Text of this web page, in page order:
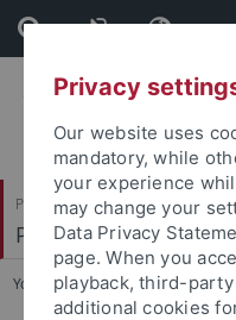
Skip
to
content
Skip
to
footer
Philosophische Fakultät
Prof. Dr. Eckart
You are here: Startseite ...
Privacy
Our website uses
mandatory, while
your experience
may change your
Data Privacy
page. When you
playback, third-
additional cookies